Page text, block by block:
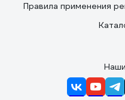
Правила применения